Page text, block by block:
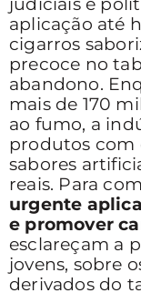
aplicação até
cigarros
precoce no
abandono.
mais de 170
ao fumo, a
produtos com
sabores
reais. Para
urgente
e promover
esclareçam a
jovens, sobre
derivados do